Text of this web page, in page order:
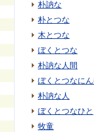
朴訥な
朴とつな
木とつな
ぼくとつな
朴訥な人間
ぼくとつなに
朴訥な人
ぼくとつなひと
牧童